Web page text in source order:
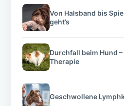
Von Halsband bis
geht’s
Durchfall beim Hund
Therapie
Geschwollene